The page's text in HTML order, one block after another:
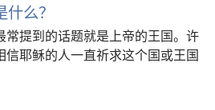
么？
常提到的话题就是上帝的王国。许
信耶稣的人一直祈求这个国或王国